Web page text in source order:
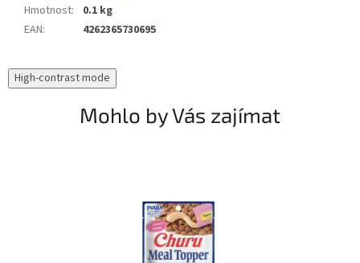
Hmotnost:
0.1 kg
EAN: 4262365730695
High-contrast mode
Mohlo by Vás zajímat